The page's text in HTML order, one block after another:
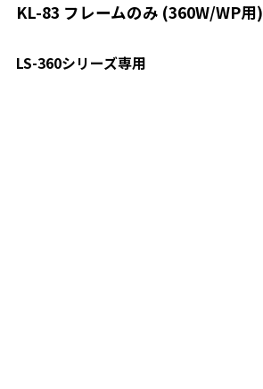
KL-83 フレームのみ (360W/WP用)
LS-360シリーズ専用